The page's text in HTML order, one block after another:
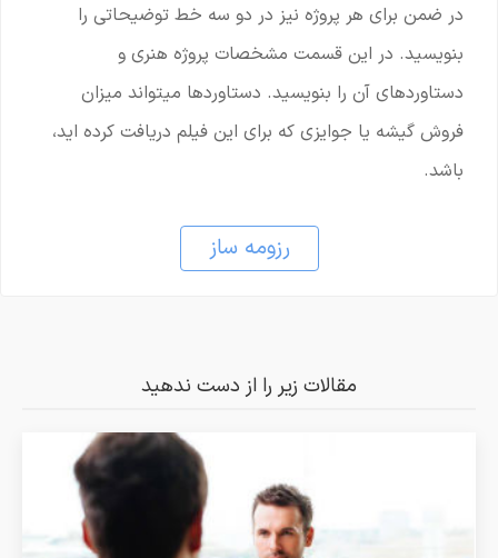
در ضمن برای هر پروژه نیز در دو سه خط توضیحاتی را
بنویسید. در این قسمت مشخصات پروژه هنری و
دستاوردهای آن را بنویسید. دستاوردها میتواند میزان
فروش گیشه یا جوایزی که برای این فیلم دریافت کرده اید،
باشد.
رزومه ساز
مقالات زیر را از دست ندهید